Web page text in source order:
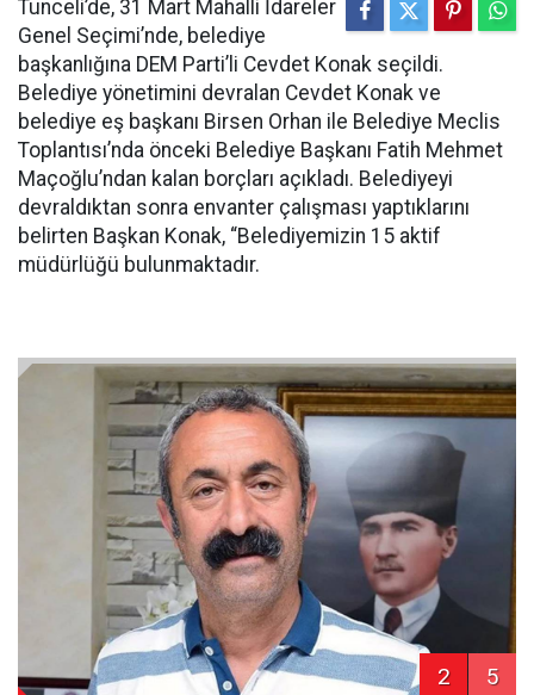
Tunceli’de, 31 Mart Mahalli İdareler
Genel Seçimi’nde, belediye
başkanlığına DEM Parti’li Cevdet Konak seçildi.
Belediye yönetimini devralan Cevdet Konak ve
belediye eş başkanı Birsen Orhan ile Belediye Meclis
Toplantısı’nda önceki Belediye Başkanı Fatih Mehmet
Maçoğlu’ndan kalan borçları açıkladı. Belediyeyi
devraldıktan sonra envanter çalışması yaptıklarını
belirten Başkan Konak, “Belediyemizin 15 aktif
müdürlüğü bulunmaktadır.
2 5